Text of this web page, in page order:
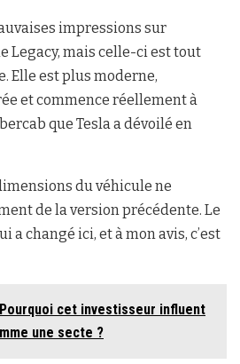
impressions sur
Legacy, mais celle-ci est tout
Elle est plus moderne,
et commence réellement à
que Tesla a dévoilé en
du véhicule ne
de la version précédente. Le
a changé ici, et à mon avis, c’est
Pourquoi cet investisseur influent
une secte ?